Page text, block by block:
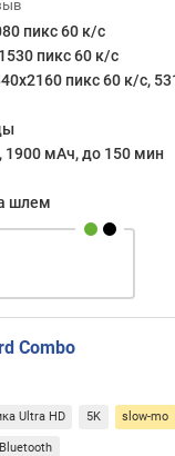
чем
свою
пикс 60 к/с
пикс 60 к/с
пикс 60 к/с,
мАч, до 150 мин
шлем
Combo
Ultra HD 5K slow-mo
Bluetooth